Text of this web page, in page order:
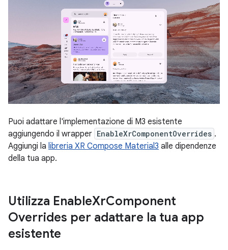
Puoi adattare l'implementazione di M3 esistente
aggiungendo il wrapper EnableXrComponentOverrides .
Aggiungi la libreria XR Compose Material3 alle dipendenze
della tua app.
Utilizza EnableXrComponent
Overrides per adattare la tua app
esistente